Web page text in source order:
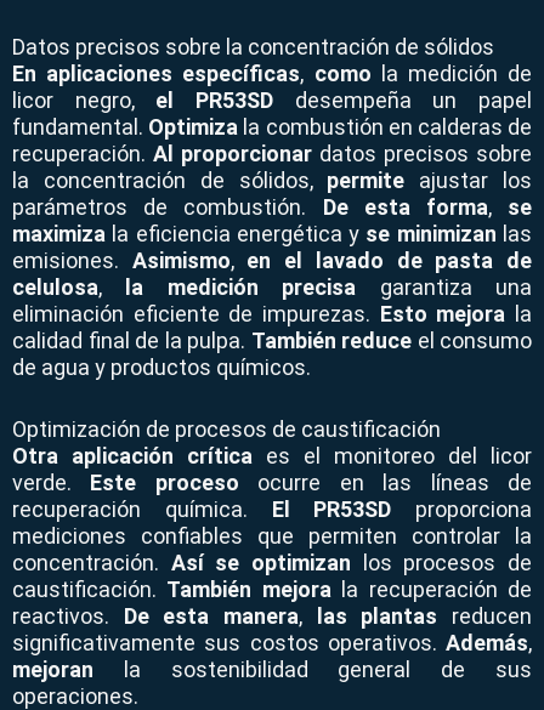
Datos precisos sobre la concentración de sólidos
En aplicaciones específicas, como la medición de
licor negro, el PR53SD desempeña un papel
fundamental. Optimiza la combustión en calderas de
recuperación. Al proporcionar datos precisos sobre
la concentración de sólidos, permite ajustar los
parámetros de combustión. De esta forma, se
maximiza la eficiencia energética y se minimizan las
emisiones. Asimismo, en el lavado de pasta de
celulosa, la medición precisa garantiza una
eliminación eficiente de impurezas. Esto mejora la
calidad final de la pulpa. También reduce el consumo
de agua y productos químicos.
Optimización de procesos de caustificación
Otra aplicación crítica es el monitoreo del licor
verde. Este proceso ocurre en las líneas de
recuperación química. El PR53SD proporciona
mediciones confiables que permiten controlar la
concentración. Así se optimizan los procesos de
caustificación. También mejora la recuperación de
reactivos. De esta manera, las plantas reducen
significativamente sus costos operativos. Además,
mejoran la sostenibilidad general de sus
operaciones.